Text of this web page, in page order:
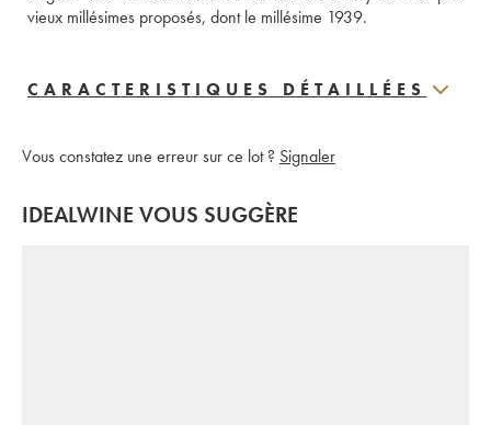
vieux millésimes proposés, dont le millésime 1939.
CARACTERISTIQUES DÉTAILLÉES
Vous constatez une erreur sur ce lot ? Signaler
IDEALWINE VOUS SUGGÈRE